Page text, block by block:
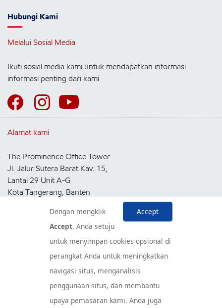
Hubungi Kami
Melalui Sosial Media
Ikuti sosial media kami untuk mendapatkan informasi-
informasi penting dari kami
Alamat kami
The Prominence Office Tower
Jl. Jalur Sutera Barat Kav. 15,
Lantai 29 Unit A-G
Kota Tangerang, Banten
Pusat Layanan Konsumen
Accept
Dengan mengklik
Accept, Anda setuju
untuk menyimpan cookies opsional di
perangkat Anda untuk meningkatkan
navigasi situs, menganalisis
penggunaan situs, dan membantu
upaya pemasaran kami. Anda juga